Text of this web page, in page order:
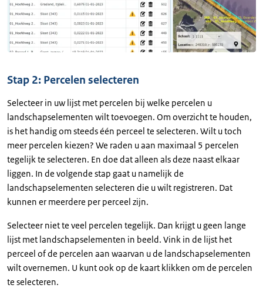
Stap 2: Percelen selecteren
Selecteer in uw lijst met percelen bij welke percelen u
landschapselementen wilt toevoegen. Om overzicht te houden,
is het handig om steeds één perceel te selecteren. Wilt u toch
meer percelen kiezen? We raden u aan maximaal 5 percelen
tegelijk te selecteren. En doe dat alleen als deze naast elkaar
liggen. In de volgende stap gaat u namelijk de
landschapselementen selecteren die u wilt registreren. Dat
kunnen er meerdere per perceel zijn.
Selecteer niet te veel percelen tegelijk. Dan krijgt u geen lange
lijst met landschapselementen in beeld. Vink in de lijst het
perceel of de percelen aan waarvan u de landschapselementen
wilt overnemen. U kunt ook op de kaart klikken om de percelen
te selecteren.